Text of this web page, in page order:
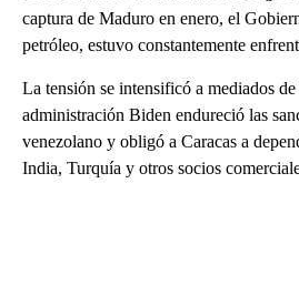
captura de Maduro en enero, el
petróleo, estuvo constantemente
La tensión se intensificó a mediados
administración Biden endureció las
venezolano y obligó a Caracas a
India, Turquía y otros socios